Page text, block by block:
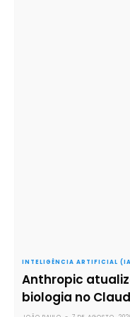
INTELIGÊNCIA ARTIFICIAL
Anthropic
biologia no